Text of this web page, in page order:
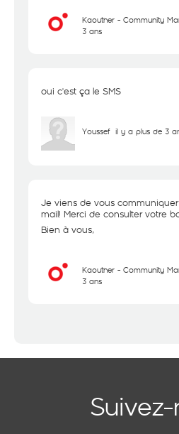
Kaouther - Community
3 ans
oui c'est ça le SMS
Youssef il y a plus de 3
Je viens de vous
mail! Merci de consulter votre
Bien à vous,
Kaouther - Community
3 ans